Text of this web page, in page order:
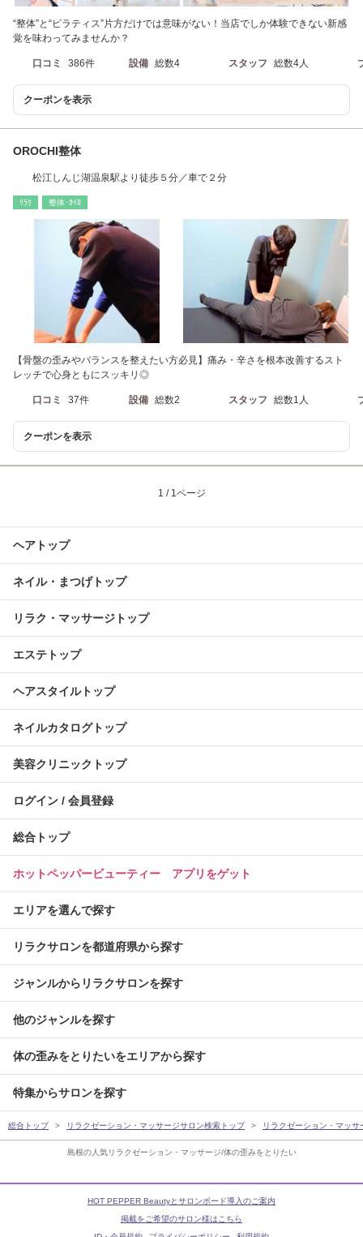
島根の人気リラクゼーション・マッサージ/体の歪みをとりたい
“整体”と“ピラティス”片方だけでは意味がない！当店でしか体験できない新感
覚を味わってみませんか？
口コミ 386件 設備 総数4 スタッフ 総数4人
クーポンを表示
OROCHI整体
松江しんじ湖温泉駅より徒歩５分／車で２分
ﾘﾗｸ 整体･ｶｲﾛ
【骨盤の歪みやバランスを整えたい方必見】痛み・辛さを根本改善するスト
レッチで心身ともにスッキリ◎
口コミ 37件 設備 総数2 スタッフ 総数1人
クーポンを表示
1 / 1ページ
ヘアトップ
ネイル・まつげトップ
リラク・マッサージトップ
エステトップ
ヘアスタイルトップ
ネイルカタログトップ
美容クリニックトップ
ログイン / 会員登録
総合トップ
ホットペッパービューティー アプリをゲット
エリアを選んで探す
リラクサロンを都道府県から探す
ジャンルからリラクサロンを探す
他のジャンルを探す
体の歪みをとりたいをエリアから探す
特集からサロンを探す
総合トップ リラクゼーション・マッサージサロン検索トップ リラクゼーション・マッ
HOT PEPPER Beautyとサロンボード導入のご案内
掲載をご希望のサロン様はこちら